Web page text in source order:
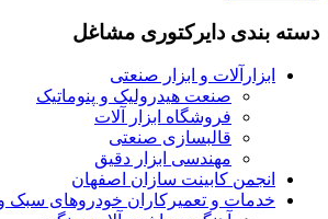
دایرکتوری مشاغل
و ابزار صنعتی
صنعت هیدرولیک و پنوماتیک
فروشگاه ابزار آلات
قالبسازی صنعتی
مهندسی ابزار دقیق
کابینت سازان اصفهان
و تعمیرکاران خودروهای سبک و سنگین